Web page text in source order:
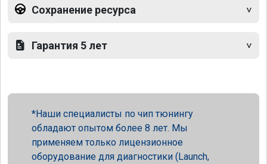
Сохранение ресурса
Гарантия 5 лет
Наши специалисты по чип тюнингу
обладают опытом более 8 лет. Мы
применяем только лицензионное
оборудование для диагностики (Launch,